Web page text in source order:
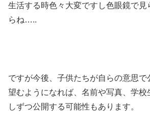
生活する時色々大変ですし色眼鏡で見
らね…..
ですが今後、子供たちが自らの意思で
望むようになれば、名前や写真、学校
しずつ公開する可能性もあります。